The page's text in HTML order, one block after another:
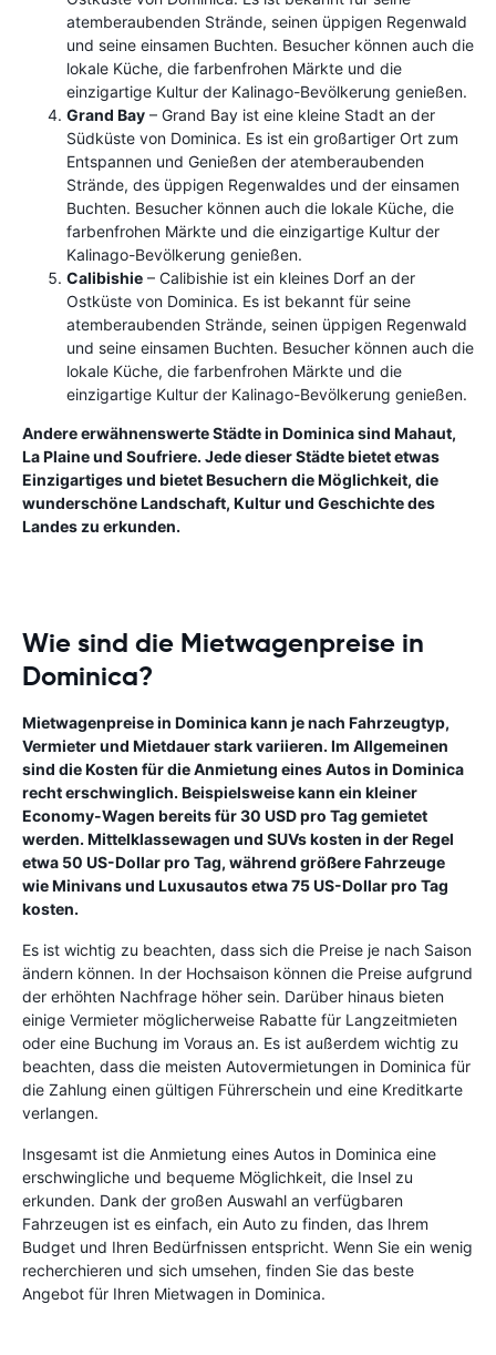
atemberaubenden Strände, seinen üppigen Regenwald
und seine einsamen Buchten. Besucher können auch die
lokale Küche, die farbenfrohen Märkte und die
einzigartige Kultur der Kalinago-Bevölkerung genießen.
Grand Bay – Grand Bay ist eine kleine Stadt an der
Südküste von Dominica. Es ist ein großartiger Ort zum
Entspannen und Genießen der atemberaubenden
Strände, des üppigen Regenwaldes und der einsamen
Buchten. Besucher können auch die lokale Küche, die
farbenfrohen Märkte und die einzigartige Kultur der
Kalinago-Bevölkerung genießen.
Calibishie – Calibishie ist ein kleines Dorf an der
Ostküste von Dominica. Es ist bekannt für seine
atemberaubenden Strände, seinen üppigen Regenwald
und seine einsamen Buchten. Besucher können auch die
lokale Küche, die farbenfrohen Märkte und die
einzigartige Kultur der Kalinago-Bevölkerung genießen.
Andere erwähnenswerte Städte in Dominica sind Mahaut,
La Plaine und Soufriere. Jede dieser Städte bietet etwas
Einzigartiges und bietet Besuchern die Möglichkeit, die
wunderschöne Landschaft, Kultur und Geschichte des
Landes zu erkunden.
Wie sind die Mietwagenpreise in
Dominica?
Mietwagenpreise in Dominica kann je nach Fahrzeugtyp,
Vermieter und Mietdauer stark variieren. Im Allgemeinen
sind die Kosten für die Anmietung eines Autos in Dominica
recht erschwinglich. Beispielsweise kann ein kleiner
Economy-Wagen bereits für 30 USD pro Tag gemietet
werden. Mittelklassewagen und SUVs kosten in der Regel
etwa 50 US-Dollar pro Tag, während größere Fahrzeuge
wie Minivans und Luxusautos etwa 75 US-Dollar pro Tag
kosten.
Es ist wichtig zu beachten, dass sich die Preise je nach Saison
ändern können. In der Hochsaison können die Preise aufgrund
der erhöhten Nachfrage höher sein. Darüber hinaus bieten
einige Vermieter möglicherweise Rabatte für Langzeitmieten
oder eine Buchung im Voraus an. Es ist außerdem wichtig zu
beachten, dass die meisten Autovermietungen in Dominica für
die Zahlung einen gültigen Führerschein und eine Kreditkarte
verlangen.
Insgesamt ist die Anmietung eines Autos in Dominica eine
erschwingliche und bequeme Möglichkeit, die Insel zu
erkunden. Dank der großen Auswahl an verfügbaren
Fahrzeugen ist es einfach, ein Auto zu finden, das Ihrem
Budget und Ihren Bedürfnissen entspricht. Wenn Sie ein wenig
recherchieren und sich umsehen, finden Sie das beste
Angebot für Ihren Mietwagen in Dominica.